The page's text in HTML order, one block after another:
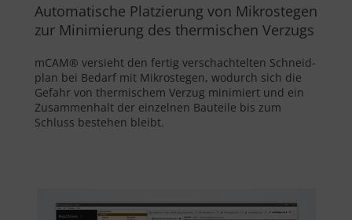
Automatische Platzierung von Mikrostegen
zur Minimierung des thermischen Verzugs
mCAM® versieht den fertig verschachtelten Schneid-
plan bei Bedarf mit Mikrostegen, wodurch sich die
Gefahr von thermischem Verzug minimiert und ein
Zusammenhalt der einzelnen Bauteile bis zum
Schluss bestehen bleibt.